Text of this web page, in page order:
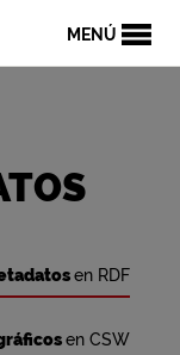
MENÚ
en RDF
en CSW